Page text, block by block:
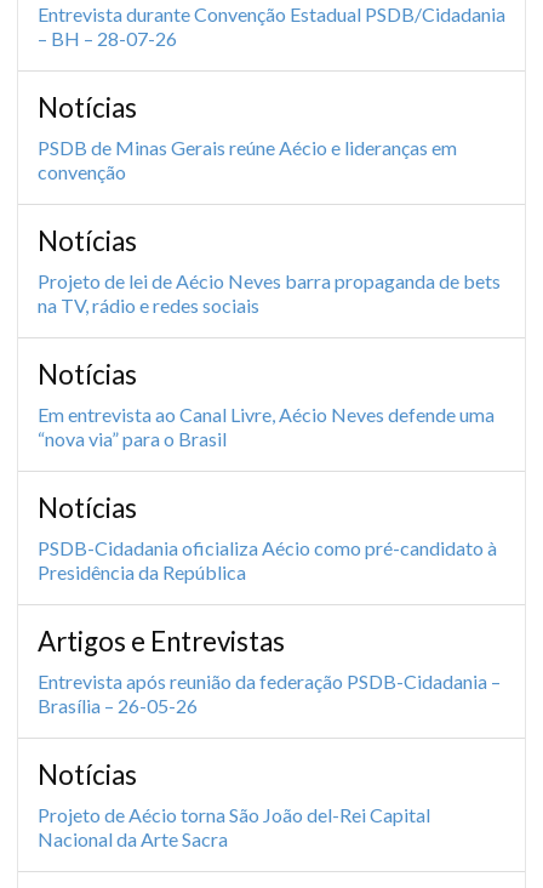
Entrevista durante Convenção Estadual PSDB/Cidadania
– BH – 28-07-26
Notícias
PSDB de Minas Gerais reúne Aécio e lideranças em
convenção
Notícias
Projeto de lei de Aécio Neves barra propaganda de bets
na TV, rádio e redes sociais
Notícias
Em entrevista ao Canal Livre, Aécio Neves defende uma
“nova via” para o Brasil
Notícias
PSDB-Cidadania oficializa Aécio como pré-candidato à
Presidência da República
Artigos e Entrevistas
Entrevista após reunião da federação PSDB-Cidadania –
Brasília – 26-05-26
Notícias
Projeto de Aécio torna São João del-Rei Capital
Nacional da Arte Sacra